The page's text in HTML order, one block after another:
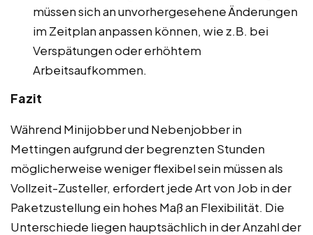
müssen sich an unvorhergesehene Änderungen
im Zeitplan anpassen können, wie z.B. bei
Verspätungen oder erhöhtem
Arbeitsaufkommen.
Fazit
Während Minijobber und Nebenjobber in
Mettingen aufgrund der begrenzten Stunden
möglicherweise weniger flexibel sein müssen als
Vollzeit-Zusteller, erfordert jede Art von Job in der
Paketzustellung ein hohes Maß an Flexibilität. Die
Unterschiede liegen hauptsächlich in der Anzahl der